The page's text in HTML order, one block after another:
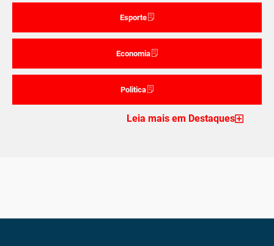
Esporte
Economia
Politica
Leia mais em Destaques